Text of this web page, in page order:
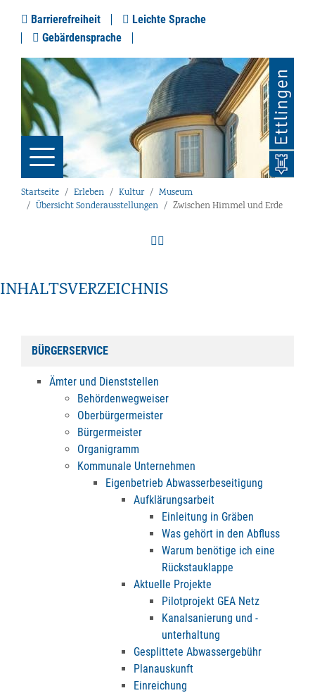
Barrierefreiheit
Leichte Sprache
Gebärdensprache
Startseite Erleben Kultur
Museum
Übersicht Sonderausstellungen
Zwischen Himmel und Erde
INHALTSVERZEICHNIS
BÜRGERSERVICE
Ämter und Dienststellen
Behördenwegweiser
Oberbürgermeister
Bürgermeister
Organigramm
Kommunale Unternehmen
Eigenbetrieb Abwasserbeseitigung
Aufklärungsarbeit
Einleitung in Gräben
Was gehört in den Abfluss
Warum benötige ich eine
Rückstauklappe
Aktuelle Projekte
Pilotprojekt GEA Netz
Kanalsanierung und -
unterhaltung
Gesplittete Abwassergebühr
Planauskunft
Einreichung